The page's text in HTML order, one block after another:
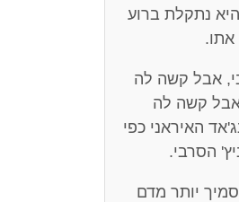
נתקלת ברוע
אבל קשה לה
אבל קשה לה
האיראני כפי
הסרבי.
יותר מדם